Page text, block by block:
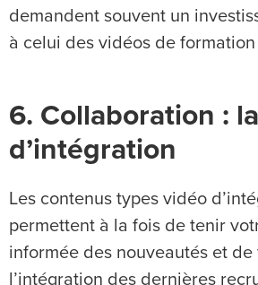
demandent souvent un
à celui des vidéos de
6. Collaboration :
d’intégration
Les contenus types vidéo
permettent à la fois de tenir
informée des nouveautés et de
l’intégration des dernières